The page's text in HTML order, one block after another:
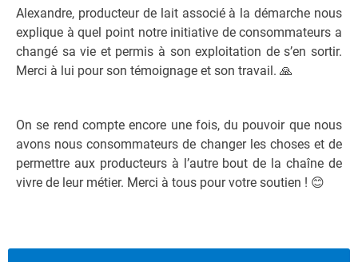
Alexandre, producteur de lait associé à la démarche nous
explique à quel point notre initiative de consommateurs a
changé sa vie et permis à son exploitation de s’en sortir.
Merci à lui pour son témoignage et son travail. 🙏
On se rend compte encore une fois, du pouvoir que nous
avons nous consommateurs de changer les choses et de
permettre aux producteurs à l’autre bout de la chaîne de
vivre de leur métier. Merci à tous pour votre soutien ! 😊